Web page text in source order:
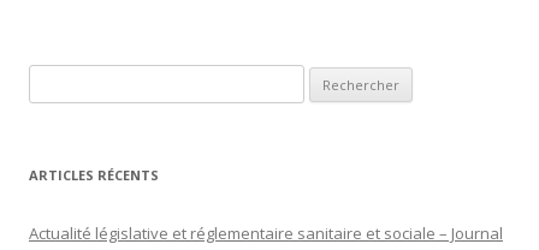
ARTICLES RÉCENTS
Actualité législative et réglementaire sanitaire et sociale – Journal